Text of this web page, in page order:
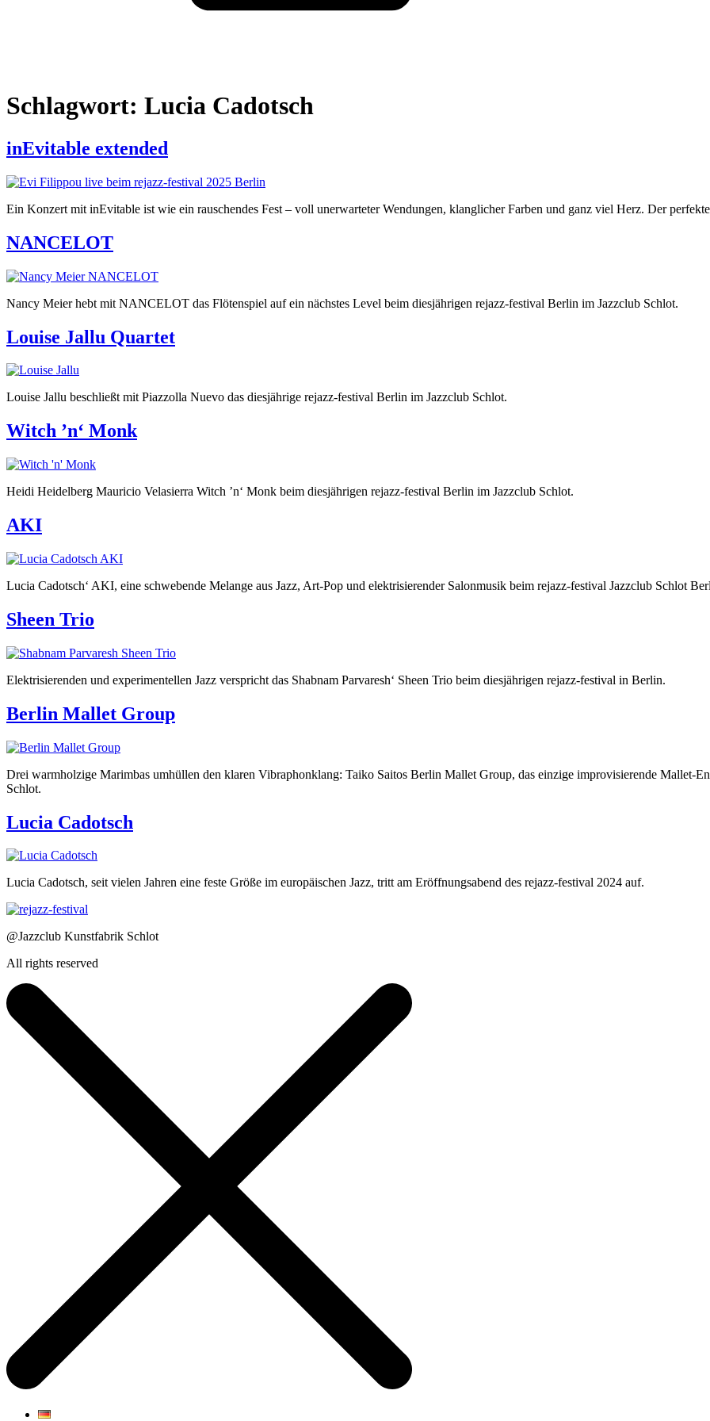
Schlagwort: Lucia Cadotsch
inEvitable extended
Ein Konzert mit inEvitable ist wie ein rauschendes Fest – voll unerwarteter Wendungen, klanglicher Farben und ganz viel Herz. Der
NANCELOT
Nancy Meier hebt mit NANCELOT das Flötenspiel auf ein nächstes Level beim diesjährigen rejazz-festival Berlin im Jazzclub Schlot.
Louise Jallu Quartet
Louise Jallu beschließt mit Piazzolla Nuevo das diesjährige rejazz-festival Berlin im Jazzclub Schlot.
Witch ’n‘ Monk
Heidi Heidelberg Mauricio Velasierra Witch ’n‘ Monk beim diesjährigen rejazz-festival Berlin im Jazzclub Schlot.
AKI
Lucia Cadotsch‘ AKI, eine schwebende Melange aus Jazz, Art-Pop und elektrisierender Salonmusik beim rejazz-festival Jazzclub Schlot
Sheen Trio
Elektrisierenden und experimentellen Jazz verspricht das Shabnam Parvaresh‘ Sheen Trio beim diesjährigen rejazz-festival in Berlin.
Berlin Mallet Group
Drei warmholzige Marimbas umhüllen den klaren Vibraphonklang: Taiko Saitos Berlin Mallet Group, das einzige improvisierende Mallet-
Schlot.
Lucia Cadotsch
Lucia Cadotsch, seit vielen Jahren eine feste Größe im europäischen Jazz, tritt am Eröffnungsabend des rejazz-festival 2024 auf.
@Jazzclub Kunstfabrik Schlot
All rights reserved